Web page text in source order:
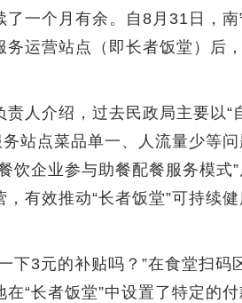
了一个月有余。自8月31日，
运营站点（即长者饭堂）后
介绍，过去民政局主要以“
站点菜品单一、人流量少等
饮企业参与助餐配餐服务模式
有效推动“长者饭堂”可持续
3元的补贴吗？”在食堂扫码
“长者饭堂”中设置了特定的